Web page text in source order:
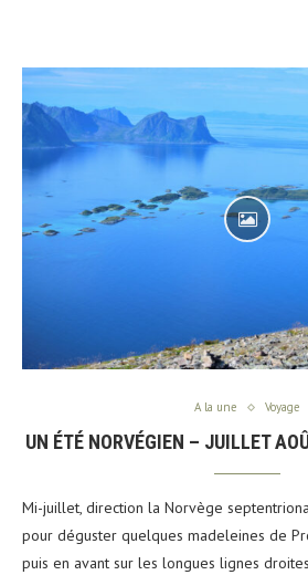
A la une Voyage
UN ÉTÉ NORVÉGIEN – JUILLET
Mi-juillet, direction la Norvège
pour déguster quelques madeleines de
puis en avant sur les longues lignes